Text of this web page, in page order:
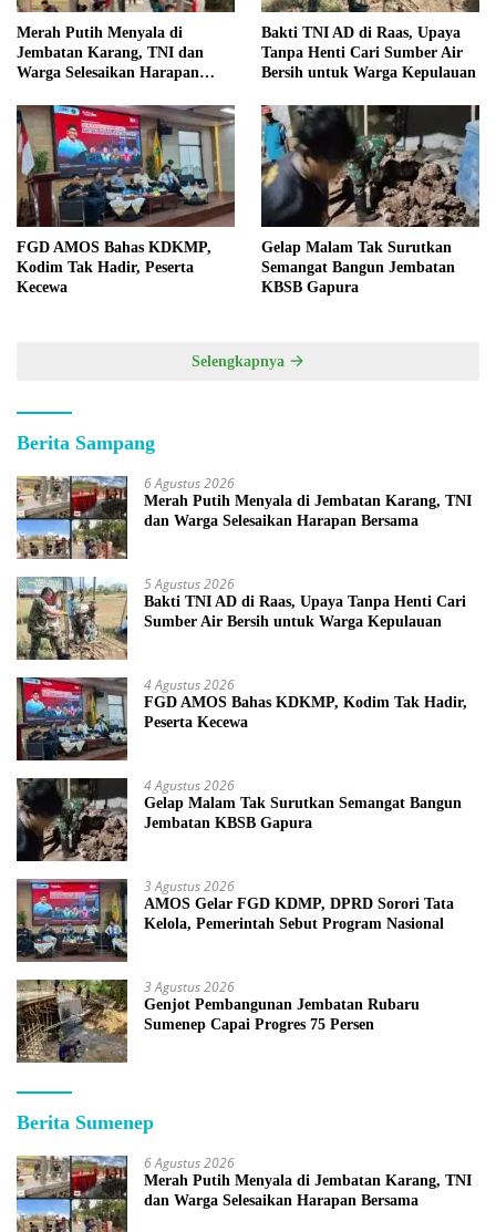
Merah Putih Menyala di
Jembatan Karang, TNI dan
Warga Selesaikan Harapan
Bakti TNI AD di Raas, Upaya
Tanpa Henti Cari Sumber Air
Bersih untuk Warga Kepulauan
FGD AMOS Bahas KDKMP,
Kodim Tak Hadir, Peserta
Kecewa
Gelap Malam Tak Surutkan
Semangat Bangun Jembatan
KBSB Gapura
Selengkapnya
Berita Sampang
6 Agustus 2026
Merah Putih Menyala di Jembatan Karang, TNI
dan Warga Selesaikan Harapan Bersama
5 Agustus 2026
Bakti TNI AD di Raas, Upaya Tanpa Henti Cari
Sumber Air Bersih untuk Warga Kepulauan
4 Agustus 2026
FGD AMOS Bahas KDKMP, Kodim Tak Hadir,
Peserta Kecewa
4 Agustus 2026
Gelap Malam Tak Surutkan Semangat Bangun
Jembatan KBSB Gapura
3 Agustus 2026
AMOS Gelar FGD KDMP, DPRD Sorori Tata
Kelola, Pemerintah Sebut Program Nasional
3 Agustus 2026
Genjot Pembangunan Jembatan Rubaru
Sumenep Capai Progres 75 Persen
Berita Sumenep
6 Agustus 2026
Merah Putih Menyala di Jembatan Karang, TNI
dan Warga Selesaikan Harapan Bersama